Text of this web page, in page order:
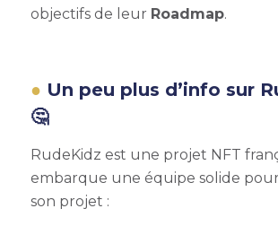
objectifs de leur Roadmap.
Un peu plus d’info sur
🤔
RudeKidz est une projet NFT
embarque une équipe solide
son projet :